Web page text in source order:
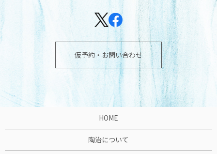
仮予約・お問い合わせ
HOME
陶治について